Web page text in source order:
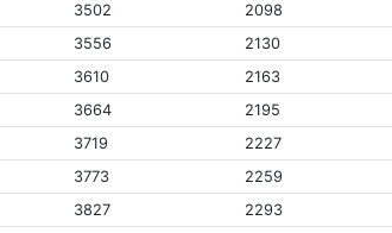
3502 2098
3556 2130
3610 2163
3664 2195
3719 2227
3773 2259
3827 2293